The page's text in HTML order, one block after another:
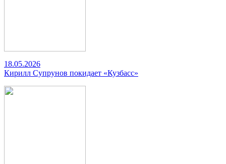
18.05.2026
Кирилл Супрунов покидает «Кузбасс»